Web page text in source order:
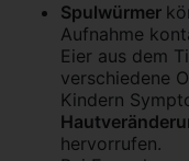
Spulwürmer
Aufnahme
Eier aus dem
verschiedene
Kindern
hervorrufen.